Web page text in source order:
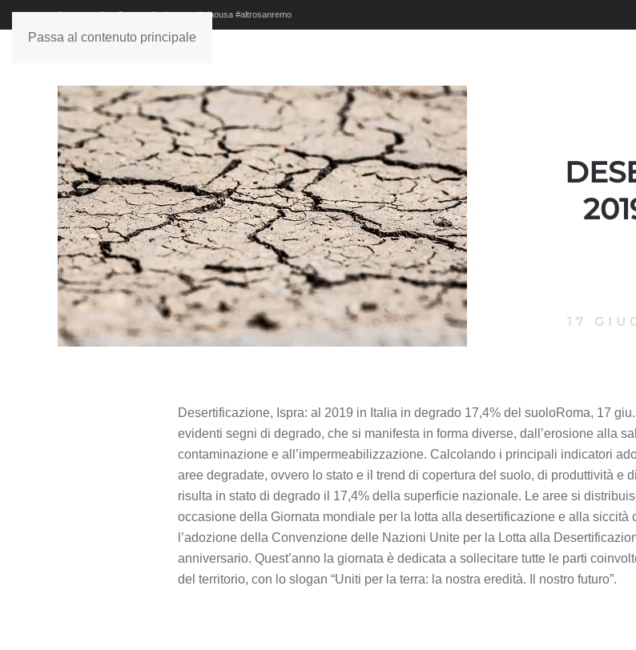
Passa al contenuto principale
#sanremo #studionews #askanews #ciaousa #altrosanremo
17
Desertificazione, Ispra: al 2019 in Italia in degrado 17,4% del suoloRoma, 17
evidenti segni di degrado, che si manifesta in forma diverse, dall’erosione alla
contaminazione e all’impermeabilizzazione. Calcolando i principali indicatori
aree degradate, ovvero lo stato e il trend di copertura del suolo, di produttività e
risulta in stato di degrado il 17,4% della superficie nazionale. Le aree si
occasione della Giornata mondiale per la lotta alla desertificazione e alla siccità
l’adozione della Convenzione delle Nazioni Unite per la Lotta alla
anniversario. Quest’anno la giornata è dedicata a sollecitare tutte le parti
del territorio, con lo slogan “Uniti per la terra: la nostra eredità. Il nostro futuro”.